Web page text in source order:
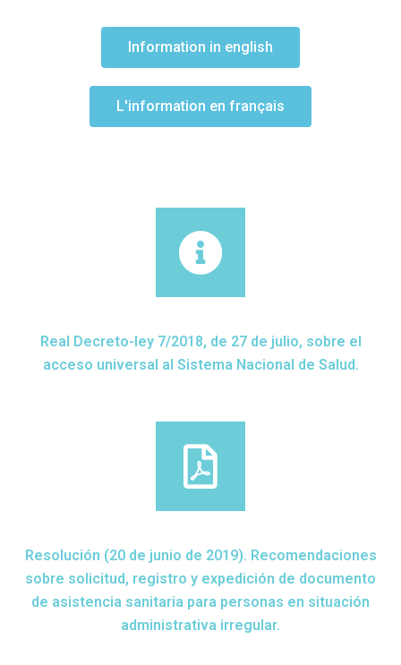
Information in english
L'information en français
Real Decreto-ley 7/2018, de 27 de julio, sobre el
acceso universal al Sistema Nacional de Salud.
Resolución (20 de junio de 2019). Recomendaciones
sobre solicitud, registro y expedición de documento
de asistencia sanitaria para personas en situación
administrativa irregular.